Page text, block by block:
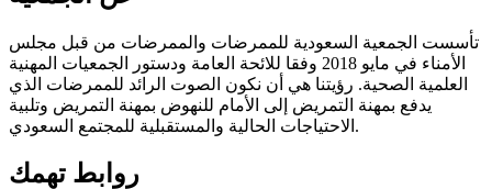
تأسست الجمعية السعودية للممرضات والممرضات من قبل مجلس
الأمناء في مايو 2018 وفقا للائحة العامة ودستور الجمعيات المهنية
العلمية الصحية. رؤيتنا هي أن نكون الصوت الرائد للممرضات الذي
يدفع بمهنة التمريض إلى الأمام للنهوض بمهنة التمريض وتلبية
الاحتياجات الحالية والمستقبلية للمجتمع السعودي.
روابط تهمك